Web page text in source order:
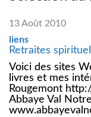
13 Août 2010
liens
Retraites
Voici des sites
livres et mes
Rougemont
Abbaye Val